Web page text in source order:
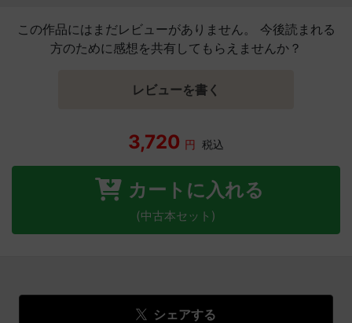
この作品にはまだレビューがありません。 今後読まれる
方のために感想を共有してもらえませんか？
レビューを書く
3,720 円 税込
カートに入れる
(中古本セット)
シェアする